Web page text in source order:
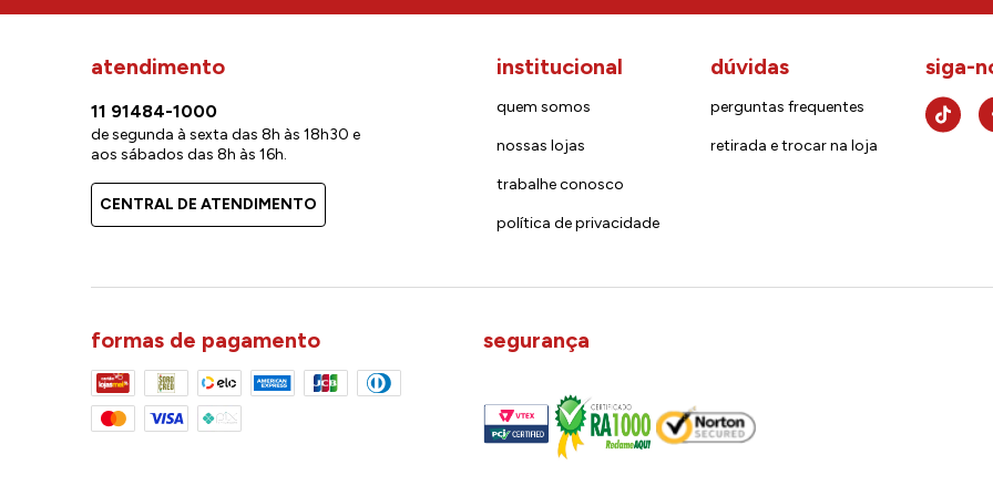
atendimento
11 91484-1000
de segunda à sexta das 8h às 18h30 e
aos sábados das 8h às 16h.
CENTRAL DE ATENDIMENTO
institucional
quem somos
nossas lojas
trabalhe conosco
política de privacidade
dúvidas
perguntas frequentes
retirada e trocar na loja
siga-
formas de pagamento segurança